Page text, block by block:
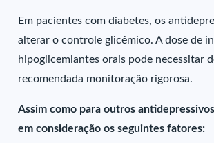
Em pacientes com diabetes, os
alterar o controle glicêmico. A dose de
hipoglicemiantes orais pode necessitar
recomendada monitoração rigorosa.
Assim como para outros
em consideração os seguintes fatores: